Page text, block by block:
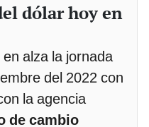
dólar hoy en
en alza la jornada
del 2022 con
la agencia
de cambio